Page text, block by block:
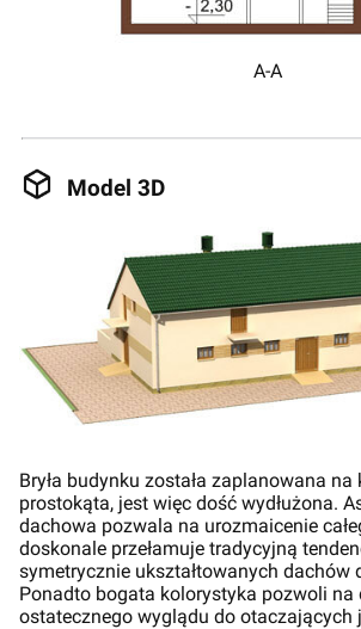
A-A
Model 3D
Bryła budynku została zaplanowana na
prostokąta, jest więc dość wydłużona.
dachowa pozwala na urozmaicenie
doskonale przełamuje tradycyjną
symetrycznie ukształtowanych dachów
Ponadto bogata kolorystyka pozwoli na
ostatecznego wyglądu do otaczających